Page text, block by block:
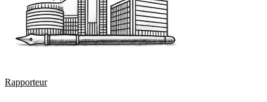
Rapporteur